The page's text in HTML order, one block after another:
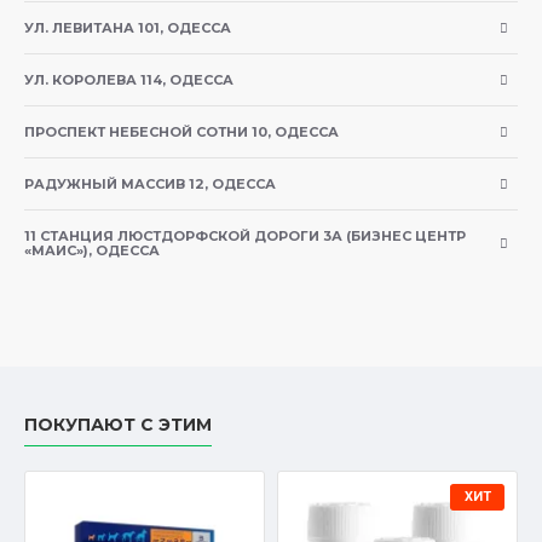
терапевтического отита наружного уха и дерматита,
вызванного:
spp., Streptococcus spp.);
Грамотрицательными бактериями (Pseudomonas
УЛ. ЛЕВИТАНА 101, ОДЕССА
УЛ. КОРОЛЕВА 114, ОДЕССА
ПРОСПЕКТ НЕБЕСНОЙ СОТНИ 10, ОДЕССА
РАДУЖНЫЙ МАССИВ 12, ОДЕССА
11 СТАНЦИЯ ЛЮСТДОРФСКОЙ ДОРОГИ 3А (БИЗНЕС ЦЕНТР
«МАИС»), ОДЕССА
ПОКУПАЮТ С ЭТИМ
ХИТ